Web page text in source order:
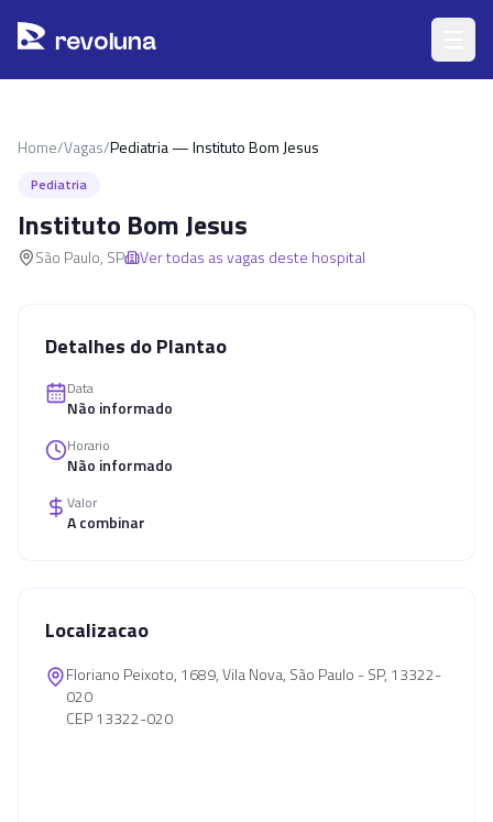
revoluna
Home/Vagas/Pediatria — Instituto Bom Jesus
Pediatria
Instituto Bom Jesus
São Paulo, SP Ver todas as vagas deste hospital
Detalhes do Plantao
Data
Não informado
Horario
Não informado
Valor
A combinar
Localizacao
Floriano Peixoto, 1689, Vila Nova, São Paulo - SP, 13322-
020
CEP 13322-020